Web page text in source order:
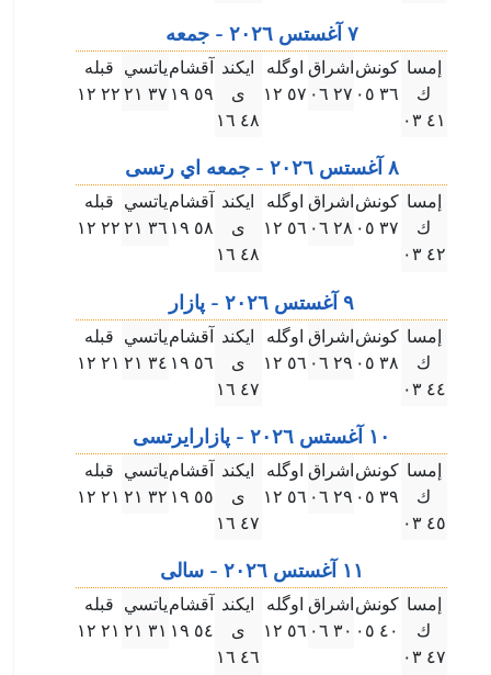
٧ آغستس ۲۰۲٦ - جمعه
إمسا
ك
٤۱ ۰۳
كونش
۳٦ ۰٥
اشراق
۲٧ ۰٦
اوگله
٥٧ ۱۲
ايكند
ى
٤٨ ۱٦
آقشام
٥٩ ۱٩
ياتسي
۳٧ ۲۱
قبله
۲۲ ۱۲
٨ آغستس ۲۰۲٦ - جمعه اي رتسى
إمسا
ك
٤۲ ۰۳
كونش
۳٧ ۰٥
اشراق
۲٨ ۰٦
اوگله
٥٦ ۱۲
ايكند
ى
٤٨ ۱٦
آقشام
٥٨ ۱٩
ياتسي
۳٦ ۲۱
قبله
۲۲ ۱۲
٩ آغستس ۲۰۲٦ - پازار
إمسا
ك
٤٤ ۰۳
كونش
۳٨ ۰٥
اشراق
۲٩ ۰٦
اوگله
٥٦ ۱۲
ايكند
ى
٤٧ ۱٦
آقشام
٥٦ ۱٩
ياتسي
۳٤ ۲۱
قبله
۲۱ ۱۲
۱۰ آغستس ۲۰۲٦ - پازارايرتسى
إمسا
ك
٤٥ ۰۳
كونش
۳٩ ۰٥
اشراق
۲٩ ۰٦
اوگله
٥٦ ۱۲
ايكند
ى
٤٧ ۱٦
آقشام
٥٥ ۱٩
ياتسي
۳۲ ۲۱
قبله
۲۱ ۱۲
۱۱ آغستس ۲۰۲٦ - سالى
إمسا
ك
٤٧ ۰۳
كونش
٤۰ ۰٥
اشراق
۳۰ ۰٦
اوگله
٥٦ ۱۲
ايكند
ى
٤٦ ۱٦
آقشام
٥٤ ۱٩
ياتسي
۳۱ ۲۱
قبله
۲۱ ۱۲